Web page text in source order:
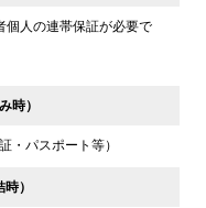
個人の連帯保証が必要で
時）
・パスポート等）
）